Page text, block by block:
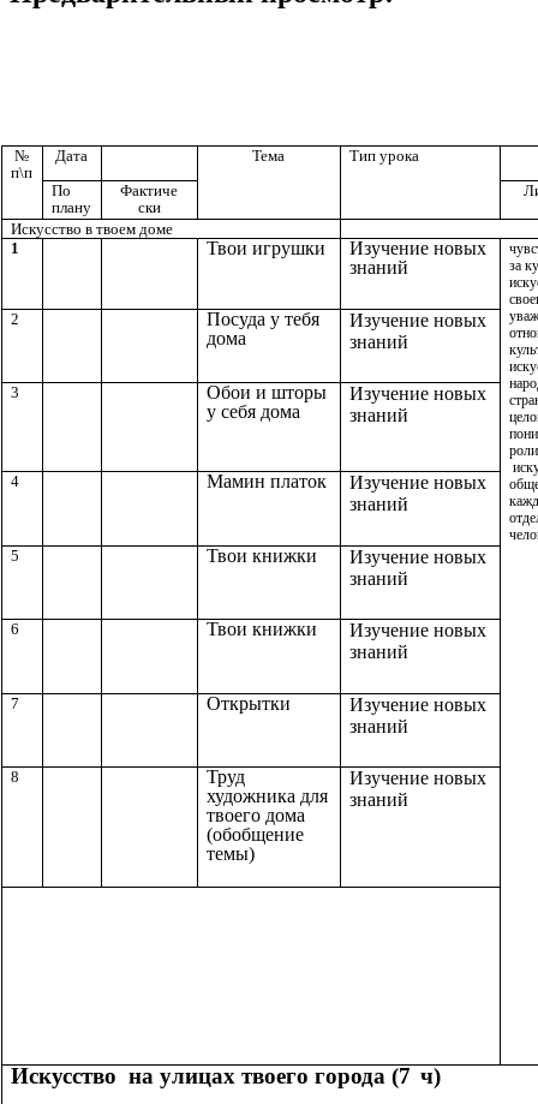
№
п\п
Дата Тема
Тип урока
По
плану
Фактиче
ски
Искусство в твоем доме
1
Твои игрушки
Изучение новых
знаний
за
2
Посуда у тебя
дома
Изучение новых
знаний
3
Обои и шторы
у себя дома
Изучение новых
знаний
4 Мамин платок
Изучение новых
знаний
5 Твои книжки
Изучение новых
знаний
6 Твои книжки
Изучение новых
знаний
7 Открытки
Изучение новых
знаний
8
Труд
художника для
твоего дома
(обобщение
темы)
Изучение новых
знаний
Искусство на улицах твоего города (7 ч)